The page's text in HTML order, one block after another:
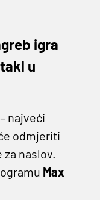
igra
u
najveći
odmjeriti
naslov.
Max